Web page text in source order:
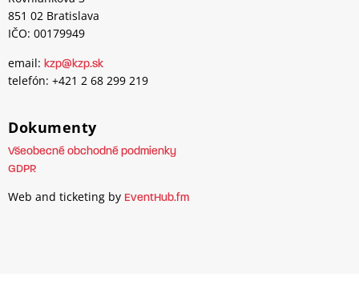
851 02 Bratislava
IČO: 00179949
email: kzp@kzp.sk
telefón: +421 2 68 299 219
Dokumenty
Všeobecné obchodné podmienky
GDPR
Web and ticketing by EventHub.fm